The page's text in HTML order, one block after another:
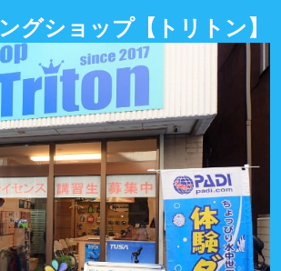
グショップ【トリトン】